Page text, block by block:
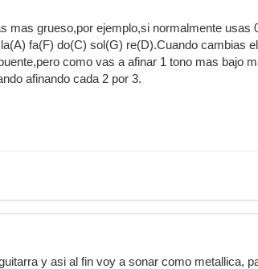
mas grueso,por ejemplo,si normalmente usas
fa(F) do(C) sol(G) re(D).Cuando cambias
como vas a afinar 1 tono mas bajo
afinando cada 2 por 3.
y asi al fin voy a sonar como metallica,